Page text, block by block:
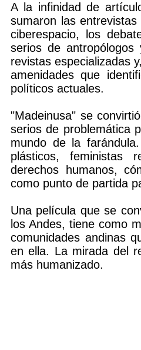
A la infinidad de
sumaron las
ciberespacio, los
serios de
revistas especializadas
amenidades que
políticos actuales.
"Madeinusa" se
serios de problemática
mundo de la
plásticos, feministas
derechos humanos,
como punto de partida
Una película que se
los Andes, tiene como
comunidades andinas
en ella. La mirada del
más humanizado.